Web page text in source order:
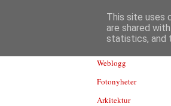
Weblogg
Fotonyheter
Arkitektur
This site uses
are shared
statistics, and